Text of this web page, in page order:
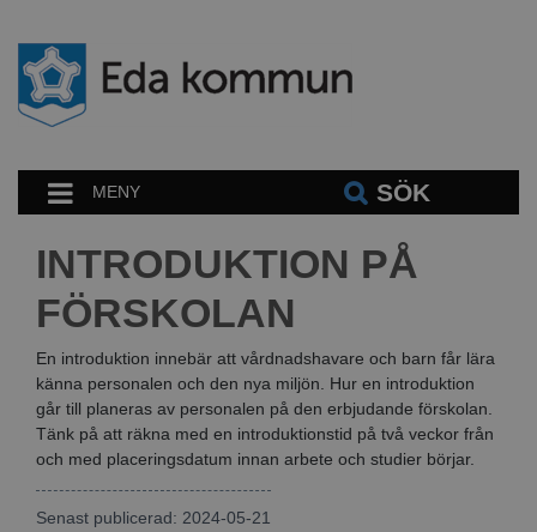
MENY SÖK
INTRODUKTION PÅ
FÖRSKOLAN
En introduktion innebär att vårdnadshavare och barn får lära
känna personalen och den nya miljön. Hur en introduktion
går till planeras av personalen på den erbjudande förskolan.
Tänk på att räkna med en introduktionstid på två veckor från
och med placeringsdatum innan arbete och studier börjar.
Senast publicerad: 2024-05-21